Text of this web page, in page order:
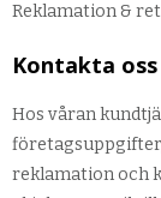
Reklamation &
Kontakta oss
Hos våran
reklamation och